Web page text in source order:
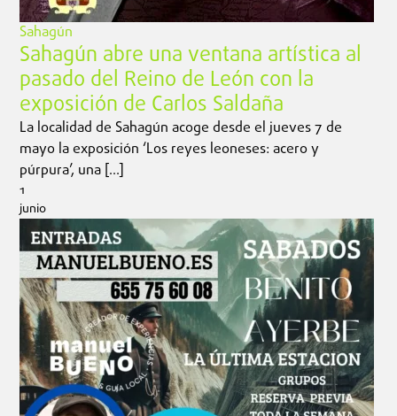
Sahagún
Sahagún abre una ventana artística al
pasado del Reino de León con la
exposición de Carlos Saldaña
La localidad de Sahagún acoge desde el jueves 7 de
mayo la exposición ‘Los reyes leoneses: acero y
púrpura’, una […]
1
junio